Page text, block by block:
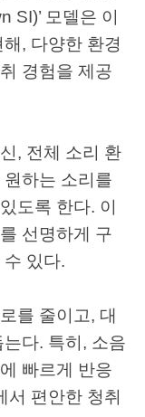
SI)’ 모델은 이
, 다양한 환경
경험을 제공
, 전체 소리 환
하는 소리를
도록 한다. 이
선명하게 구
있다.
를 줄이고, 대
다. 특히, 소음
빠르게 반응
서 편안한 청취